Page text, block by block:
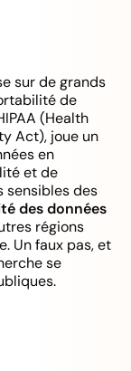
sur de grands
de
(Health
Act), joue un
en
et de
sensibles des
des données
régions
Un faux pas, et
se